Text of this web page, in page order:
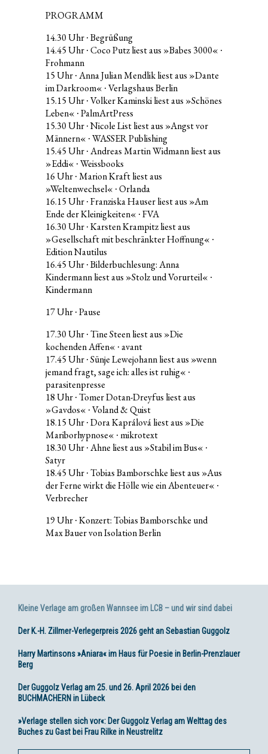
PROGRAMM
14.30 Uhr ∙ Begrüßung
14.45 Uhr ∙ Coco Putz liest aus »Babes 3000« ∙
Frohmann
15 Uhr ∙ Anna Julian Mendlik liest aus »Dante
im Darkroom« ∙ Verlagshaus Berlin
15.15 Uhr ∙ Volker Kaminski liest aus »Schönes
Leben« ∙ PalmArtPress
15.30 Uhr ∙ Nicole List liest aus »Angst vor
Männern« ∙ WASSER Publishing
15.45 Uhr ∙ Andreas Martin Widmann liest aus
»Eddi« ∙ Weissbooks
16 Uhr ∙ Marion Kraft liest aus
»Weltenwechsel« ∙ Orlanda
16.15 Uhr ∙ Franziska Hauser liest aus »Am
Ende der Kleinigkeiten« ∙ FVA
16.30 Uhr ∙ Karsten Krampitz liest aus
»Gesellschaft mit beschränkter Hoffnung« ∙
Edition Nautilus
16.45 Uhr ∙ Bilderbuchlesung: Anna
Kindermann liest aus »Stolz und Vorurteil« ∙
Kindermann
17 Uhr ∙ Pause
17.30 Uhr ∙ Tine Steen liest aus »Die
kochenden Affen« ∙ avant
17.45 Uhr ∙ Sünje Lewejohann liest aus »wenn
jemand fragt, sage ich: alles ist ruhig« ∙
parasitenpresse
18 Uhr ∙ Tomer Dotan-Dreyfus liest aus
»Gavdos« ∙ Voland & Quist
18.15 Uhr ∙ Dora Kaprálová liest aus »Die
Mariborhypnose« ∙ mikrotext
18.30 Uhr ∙ Ahne liest aus »Stabil im Bus« ∙
Satyr
18.45 Uhr ∙ Tobias Bamborschke liest aus »Aus
der Ferne wirkt die Hölle wie ein Abenteuer« ∙
Verbrecher
19 Uhr ∙ Konzert: Tobias Bamborschke und
Max Bauer von Isolation Berlin
Kleine Verlage am großen Wannsee im LCB – und wir sind dabei
Der K.-H. Zillmer-Verlegerpreis 2026 geht an Sebastian Guggolz
Harry Martinsons »Aniara« im Haus für Poesie in Berlin-Prenzlauer
Berg
Der Guggolz Verlag am 25. und 26. April 2026 bei den
BUCHMACHERN in Lübeck
»Verlage stellen sich vor«: Der Guggolz Verlag am Welttag des
Buches zu Gast bei Frau Rilke in Neustrelitz